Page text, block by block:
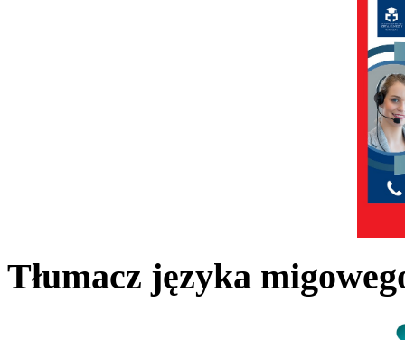
Tłumacz języka